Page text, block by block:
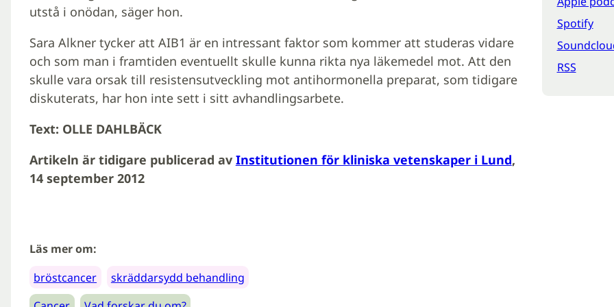
utstå i onödan, säger hon.
Sara Alkner tycker att AIB1 är en intressant faktor som kommer att studeras vidare
och som man i framtiden eventuellt skulle kunna rikta nya läkemedel mot. Att den
skulle vara orsak till resistensutveckling mot antihormonella preparat, som tidigare
diskuterats, har hon inte sett i sitt avhandlingsarbete.
Text: OLLE DAHLBÄCK
Artikeln är tidigare publicerad av Institutionen för kliniska vetenskaper i Lund,
14 september 2012
Läs mer om:
bröstcancer
skräddarsydd behandling
Spotify
RSS